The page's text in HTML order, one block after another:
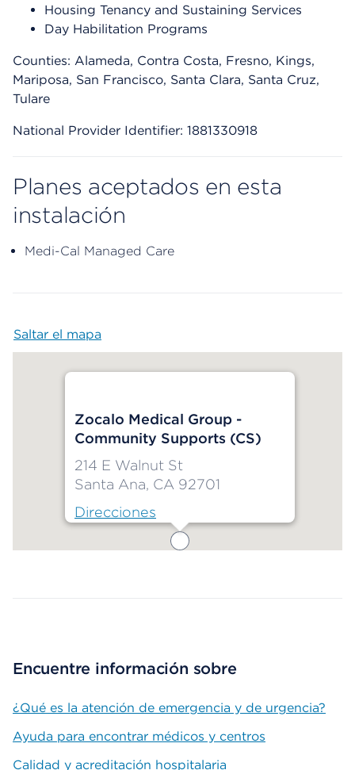
Housing Tenancy and Sustaining Services
Day Habilitation Programs
Counties: Alameda, Contra Costa, Fresno, Kings,
Mariposa, San Francisco, Santa Clara, Santa Cruz,
Tulare
National Provider Identifier: 1881330918
Planes aceptados en esta
instalación
Medi-Cal Managed Care
Saltar el mapa
Zocalo Medical Group -
Community Supports (CS)
214 E Walnut St
Santa Ana, CA 92701
Direcciones
Encuentre información sobre
¿Qué es la atención de emergencia y de urgencia?
Ayuda para encontrar médicos y centros
Calidad y acreditación hospitalaria